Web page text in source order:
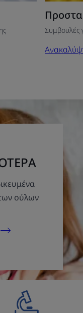
Συμβουλές
ούλων